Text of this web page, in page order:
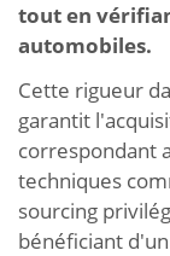
tout en
automobiles.
Cette rigueur
garantit
correspondant
techniques
sourcing
bénéficiant